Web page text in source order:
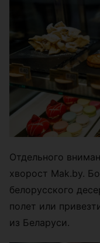
Отдельного
хворост Mak.by.
белорусского
полет или
из Беларуси.